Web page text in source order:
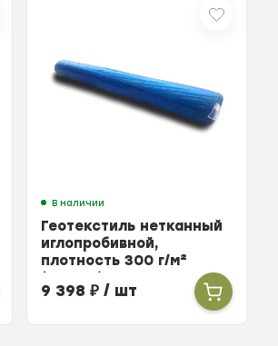
В наличии
Геотекстиль нетканный
иглопробивной,
плотность 300 г/м²
(2х50 м)
9 398 ₽/ шт